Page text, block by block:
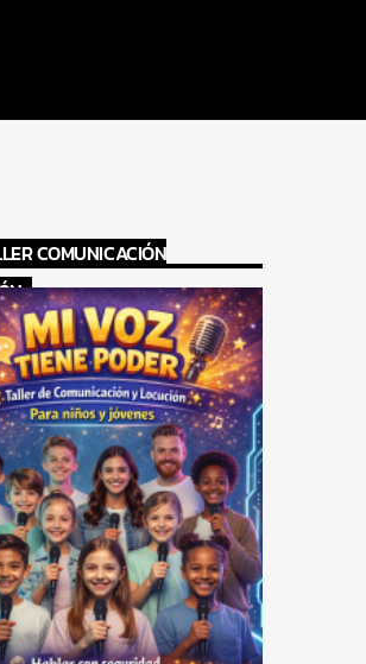
COMUNICACIÓN